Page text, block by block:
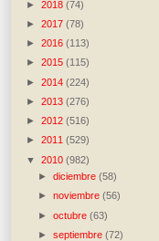
► 2018 (74)
► 2017 (78)
► 2016 (113)
► 2015 (115)
► 2014 (224)
► 2013 (276)
► 2012 (516)
► 2011 (529)
▼ 2010 (982)
►diciembre(58)
►noviembre(56)
►octubre(63)
►septiembre(72)